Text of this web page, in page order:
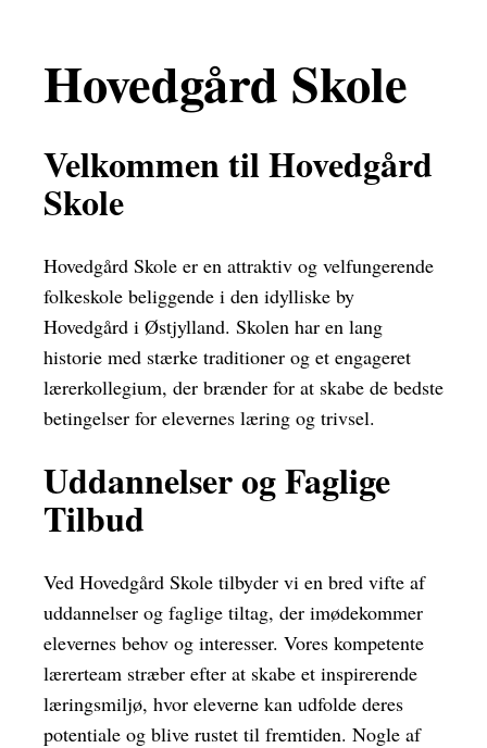
Hovedgård Skole
Velkommen til Hovedgård
Skole
Hovedgård Skole er en attraktiv og velfungerende
folkeskole beliggende i den idylliske by
Hovedgård i Østjylland. Skolen har en lang
historie med stærke traditioner og et engageret
lærerkollegium, der brænder for at skabe de bedste
betingelser for elevernes læring og trivsel.
Uddannelser og Faglige
Tilbud
Ved Hovedgård Skole tilbyder vi en bred vifte af
uddannelser og faglige tiltag, der imødekommer
elevernes behov og interesser. Vores kompetente
lærerteam stræber efter at skabe et inspirerende
læringsmiljø, hvor eleverne kan udfolde deres
potentiale og blive rustet til fremtiden. Nogle af